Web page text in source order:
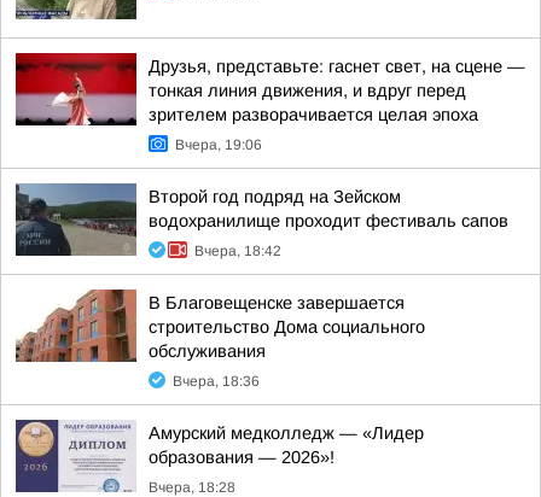
Друзья, представьте: гаснет свет, на сцене —
тонкая линия движения, и вдруг перед
зрителем разворачивается целая эпоха
Вчера, 19:06
Второй год подряд на Зейском
водохранилище проходит фестиваль сапов
Вчера, 18:42
В Благовещенске завершается
строительство Дома социального
обслуживания
Вчера, 18:36
Амурский медколледж — «Лидер
образования — 2026»!
Вчера, 18:28